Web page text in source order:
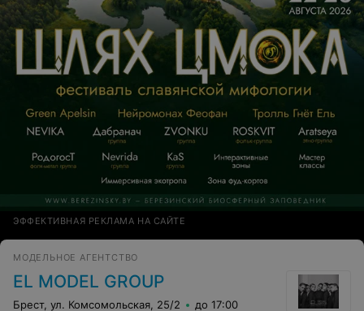
ЭФФЕКТИВНАЯ РЕКЛАМА НА САЙТЕ
МОДЕЛЬНОЕ АГЕНТСТВО
EL MODEL GROUP
Брест, ул. Комсомольская, 25/2 до 17:00